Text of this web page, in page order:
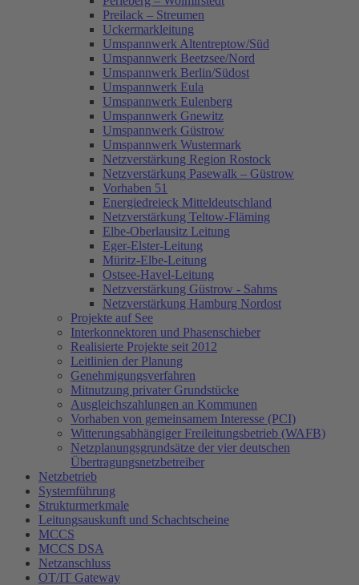
Preilack – Streumen
Uckermarkleitung
Umspannwerk Altentreptow/Süd
Umspannwerk Beetzsee/Nord
Umspannwerk Berlin/Südost
Umspannwerk Eula
Umspannwerk Eulenberg
Umspannwerk Gnewitz
Umspannwerk Güstrow
Umspannwerk Wustermark
Netzverstärkung Region Rostock
Netzverstärkung Pasewalk – Güstrow
Vorhaben 51
Energiedreieck Mitteldeutschland
Netzverstärkung Teltow-Fläming
Elbe-Oberlausitz Leitung
Eger-Elster-Leitung
Müritz-Elbe-Leitung
Ostsee-Havel-Leitung
Netzverstärkung Güstrow - Sahms
Netzverstärkung Hamburg Nordost
Projekte auf See
Interkonnektoren und Phasenschieber
Realisierte Projekte seit 2012
Leitlinien der Planung
Genehmigungsverfahren
Mitnutzung privater Grundstücke
Ausgleichszahlungen an Kommunen
Vorhaben von gemeinsamem Interesse (PCI)
Witterungsabhängiger Freileitungsbetrieb (WAFB)
Netzplanungsgrundsätze der vier deutschen
Übertragungsnetzbetreiber
Netzbetrieb
Systemführung
Strukturmerkmale
Leitungsauskunft und Schachtscheine
MCCS
MCCS DSA
Netzanschluss
OT/IT Gateway